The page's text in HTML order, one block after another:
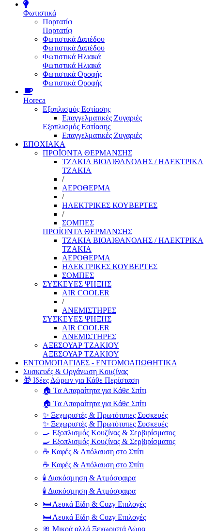
Φωτιστικά
Πορτατίφ
Πορτατίφ
Φωτιστικά Δαπέδου
Φωτιστικά Δαπέδου
Φωτιστικά Ηλιακά
Φωτιστικά Ηλιακά
Φωτιστικά Οροφής
Φωτιστικά Οροφής
Horeca
Εξοπλισμός Εστίασης
Επαγγελματικές Ζυγαριές
Εξοπλισμός Εστίασης
Επαγγελματικές Ζυγαριές
ΕΠΟΧΙΑΚΑ
ΠΡΟΪΟΝΤΑ ΘΕΡΜΑΝΣΗΣ
ΤΖΑΚΙΑ ΒΙΟΑΙΘΑΝΟΛΗΣ / ΗΛΕΚΤΡΙΚΑ
ΤΖΑΚΙΑ
/
ΑΕΡΟΘΕΡΜΑ
/
ΗΛΕΚΤΡΙΚΕΣ ΚΟΥΒΕΡΤΕΣ
/
ΣΟΜΠΕΣ
ΠΡΟΪΟΝΤΑ ΘΕΡΜΑΝΣΗΣ
ΤΖΑΚΙΑ ΒΙΟΑΙΘΑΝΟΛΗΣ / ΗΛΕΚΤΡΙΚΑ
ΤΖΑΚΙΑ
ΑΕΡΟΘΕΡΜΑ
ΗΛΕΚΤΡΙΚΕΣ ΚΟΥΒΕΡΤΕΣ
ΣΟΜΠΕΣ
ΣΥΣΚΕΥΕΣ ΨΗΞΗΣ
AIR COOLER
/
ΑΝΕΜΙΣΤΗΡΕΣ
ΣΥΣΚΕΥΕΣ ΨΗΞΗΣ
AIR COOLER
ΑΝΕΜΙΣΤΗΡΕΣ
ΑΞΕΣΟΥΑΡ ΤΖΑΚΙΟΥ
ΑΞΕΣΟΥΑΡ ΤΖΑΚΙΟΥ
ΕΝΤΟΜΟΠΑΓΙΔΕΣ - ΕΝΤΟΜΟΑΠΩΘΗΤΙΚΑ
Συσκευές & Οργάνωση Κουζίνας
🎁 Ιδέες Δώρων για Κάθε Περίσταση
🏠 Τα Απαραίτητα για Κάθε Σπίτι
🏠 Τα Απαραίτητα για Κάθε Σπίτι
✨ Ξεχωριστές & Πρωτότυπες Συσκευές
✨ Ξεχωριστές & Πρωτότυπες Συσκευές
🍳 Εξοπλισμός Κουζίνας & Σερβιρίσματος
🍳 Εξοπλισμός Κουζίνας & Σερβιρίσματος
☕ Καφές & Απόλαυση στο Σπίτι
☕ Καφές & Απόλαυση στο Σπίτι
🕯️ Διακόσμηση & Ατμόσφαιρα
🕯️ Διακόσμηση & Ατμόσφαιρα
🛏️ Λευκά Είδη & Cozy Επιλογές
🛏️ Λευκά Είδη & Cozy Επιλογές
🎀 Μικρά αλλά Ξεχωριστά Δώρα